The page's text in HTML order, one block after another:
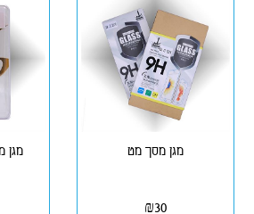
מגן מסך מט
₪30
מגן